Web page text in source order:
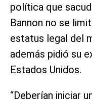
política que
Bannon no se
estatus legal del
además pidió su
Estados Unidos.
“Deberían iniciar